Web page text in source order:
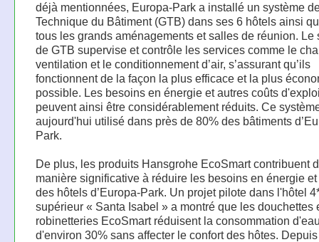
déjà mentionnées, Europa-Park a installé un système
Technique du Bâtiment (GTB) dans ses 6 hôtels ainsi
tous les grands aménagements et salles de réunion. Le
de GTB supervise et contrôle les services comme le
ventilation et le conditionnement d’air, s’assurant qu’ils
fonctionnent de la façon la plus efficace et la plus
possible. Les besoins en énergie et autres coûts
peuvent ainsi être considérablement réduits. Ce
aujourd'hui utilisé dans près de 80% des bâtiments
Park.
De plus, les produits Hansgrohe EcoSmart contribuent
manière significative à réduire les besoins en énergie
des hôtels d’Europa-Park. Un projet pilote dans l'hôtel
supérieur « Santa Isabel » a montré que les douchettes
robinetteries EcoSmart réduisent la consommation
d'environ 30% sans affecter le confort des hôtes.